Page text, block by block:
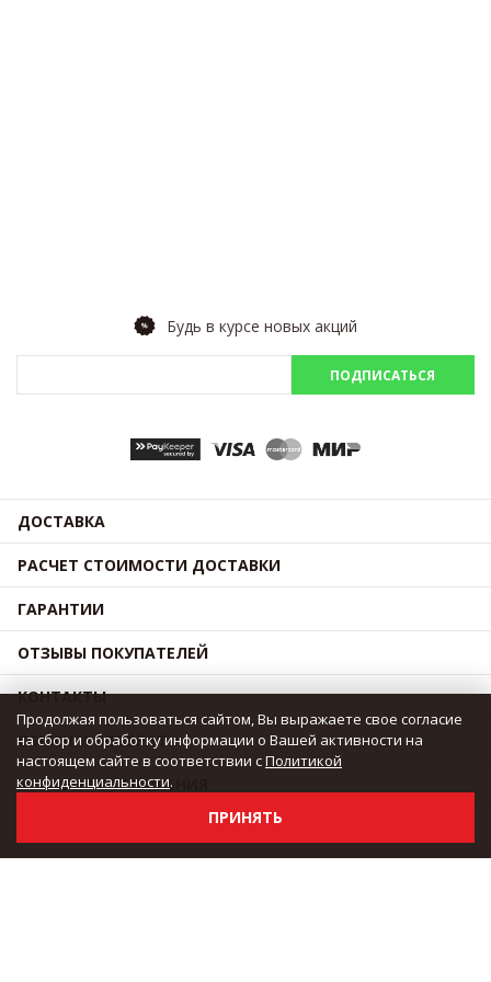
Будь в курсе новых акций
ПОДПИСАТЬСЯ
ДОСТАВКА
РАСЧЕТ СТОИМОСТИ ДОСТАВКИ
ГАРАНТИИ
ОТЗЫВЫ ПОКУПАТЕЛЕЙ
КОНТАКТЫ
ОБМЕН И ВОЗВРАТ
УСЛОВИЯ СОГЛАШЕНИЯ
Продолжая пользоваться сайтом, Вы выражаете свое согласие
на сбор и обработку информации о Вашей активности на
настоящем сайте в соответствии сПолитикой
конфиденциальности.
ПРИНЯТЬ